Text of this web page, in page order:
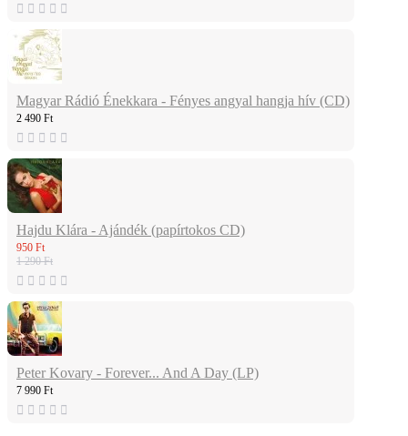
Magyar Rádió Énekkara - Fényes angyal hangja hív (CD)
2 490 Ft
Hajdu Klára - Ajándék (papírtokos CD)
950 Ft
1 290 Ft
Peter Kovary - Forever... And A Day (LP)
7 990 Ft